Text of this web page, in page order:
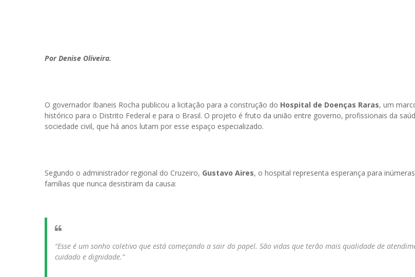
Por Denise Oliveira.
O governador Ibaneis Rocha publicou a licitação para a construção do Hospital de Doenças Raras, um
histórico para o Distrito Federal e para o Brasil. O projeto é fruto da união entre governo, profissionais da
sociedade civil, que há anos lutam por esse espaço especializado.
Segundo o administrador regional do Cruzeiro, Gustavo Aires, o hospital representa esperança para inúmeras
famílias que nunca desistiram da causa:
“Esse é um sonho coletivo que está começando a sair do papel. São vidas que terão mais qualidade de
cuidado e dignidade.”